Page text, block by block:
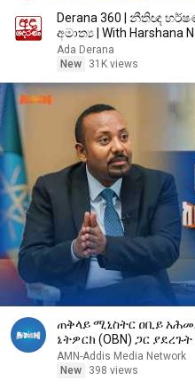
Derana 360 | නීතිඥ
අමාත්‍ය | With Harshana
Ada Derana
New
31K views
ጠቅላይ ሚኒስትር ዐቢይ
ኔትዎርክ (OBN) ጋር
AMN-Addis Media Network
New
398 views